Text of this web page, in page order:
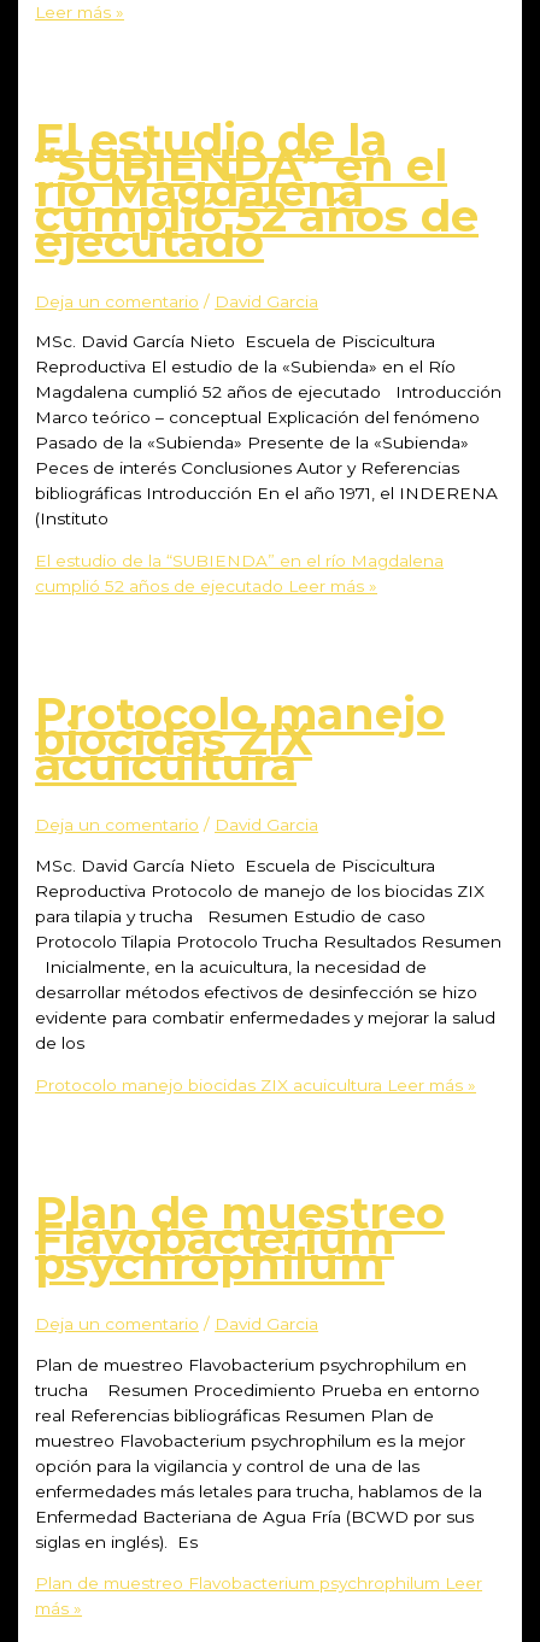
Leer más »
El estudio de la
“SUBIENDA” en el
río Magdalena
cumplió 52 años de
ejecutado
Deja un comentario / David Garcia
MSc. David García Nieto Escuela de Piscicultura
Reproductiva El estudio de la «Subienda» en el Río
Magdalena cumplió 52 años de ejecutado Introducción
Marco teórico – conceptual Explicación del fenómeno
Pasado de la «Subienda» Presente de la «Subienda»
Peces de interés Conclusiones Autor y Referencias
bibliográficas Introducción En el año 1971, el INDERENA
(Instituto
El estudio de la “SUBIENDA” en el río Magdalena
cumplió 52 años de ejecutado Leer más »
Protocolo manejo
biocidas ZIX
acuicultura
Deja un comentario / David Garcia
MSc. David García Nieto Escuela de Piscicultura
Reproductiva Protocolo de manejo de los biocidas ZIX
para tilapia y trucha Resumen Estudio de caso
Protocolo Tilapia Protocolo Trucha Resultados Resumen
Inicialmente, en la acuicultura, la necesidad de
desarrollar métodos efectivos de desinfección se hizo
evidente para combatir enfermedades y mejorar la salud
de los
Protocolo manejo biocidas ZIX acuicultura Leer más »
Plan de muestreo
Flavobacterium
psychrophilum
Deja un comentario / David Garcia
Plan de muestreo Flavobacterium psychrophilum en
trucha Resumen Procedimiento Prueba en entorno
real Referencias bibliográficas Resumen Plan de
muestreo Flavobacterium psychrophilum es la mejor
opción para la vigilancia y control de una de las
enfermedades más letales para trucha, hablamos de la
Enfermedad Bacteriana de Agua Fría (BCWD por sus
siglas en inglés). Es
Plan de muestreo Flavobacterium psychrophilum Leer
más »